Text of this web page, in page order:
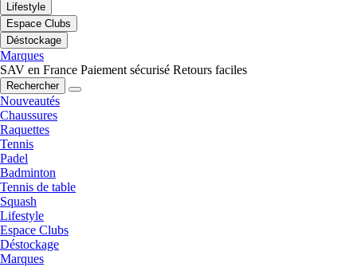
Lifestyle
Espace Clubs
Déstockage
Marques
SAV en France Paiement sécurisé Retours faciles
Rechercher
Nouveautés
Chaussures
Raquettes
Tennis
Padel
Badminton
Tennis de table
Squash
Lifestyle
Espace Clubs
Déstockage
Marques